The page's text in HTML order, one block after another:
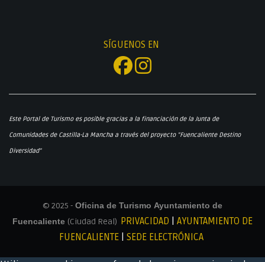
SÍGUENOS EN
Este Portal de Turismo es posible gracias a la financiación de la Junta de
Comunidades de Castilla-La Mancha a través del proyecto "Fuencaliente Destino
Diversidad"
© 2025 - Oficina de Turismo Ayuntamiento de
Fuencaliente (Ciudad Real) PRIVACIDAD
AYUNTAMIENTO DE
FUENCALIENTE
SEDE ELECTRÓNICA